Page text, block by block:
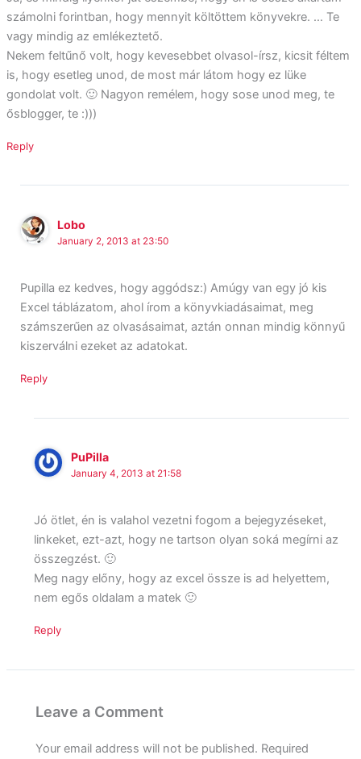
számolni forintban, hogy mennyit költöttem könyvekre. … Te
vagy mindig az emlékeztető.
Nekem feltűnő volt, hogy kevesebbet olvasol-írsz, kicsit féltem
is, hogy esetleg unod, de most már látom hogy ez lüke
gondolat volt. 🙂 Nagyon remélem, hogy sose unod meg, te
ősblogger, te :)))
Reply
Lobo
January 2, 2013 at 23:50
Pupilla ez kedves, hogy aggódsz:) Amúgy van egy jó kis
Excel táblázatom, ahol írom a könyvkiadásaimat, meg
számszerűen az olvasásaimat, aztán onnan mindig könnyű
kiszerválni ezeket az adatokat.
Reply
PuPilla
January 4, 2013 at 21:58
Jó ötlet, én is valahol vezetni fogom a bejegyzéseket,
linkeket, ezt-azt, hogy ne tartson olyan soká megírni az
összegzést. 🙂
Meg nagy előny, hogy az excel össze is ad helyettem,
nem egős oldalam a matek 🙂
Reply
Leave a Comment
Your email address will not be published. Required